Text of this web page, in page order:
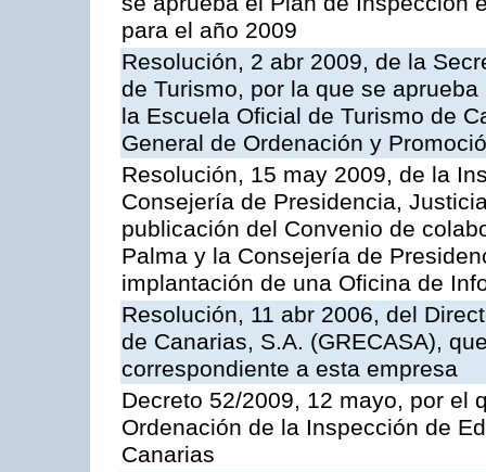
para el año 2009
Resolución, 2 abr 2009, de la
de Turismo, por la que se
la Escuela Oficial de Turismo de
General de Ordenación y
Resolución, 15 may 2009, de la
Consejería de Presidencia,
publicación del Convenio de
Palma y la Consejería de
implantación de una Oficina de
Resolución, 11 abr 2006, del
de Canarias, S.A. (GRECASA),
correspondiente a esta empresa
Decreto 52/2009, 12 mayo, por el
Ordenación de la Inspección de
Canarias